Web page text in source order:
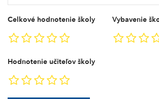
Celkové hodnotenie školy Vybavenie
Hodnotenie učiteľov školy